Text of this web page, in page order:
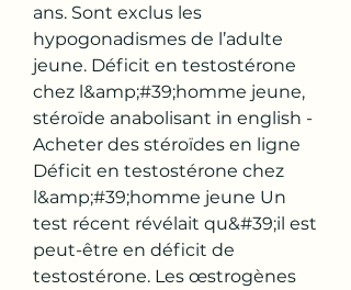
ans. Sont exclus les
hypogonadismes de l’adulte
jeune. Déficit en testostérone
chez l&amp;#39;homme jeune,
stéroïde anabolisant in english -
Acheter des stéroïdes en ligne
Déficit en testostérone chez
l&amp;#39;homme jeune Un
test récent révélait qu&#39;il est
peut-être en déficit de
testostérone. Les œstrogènes